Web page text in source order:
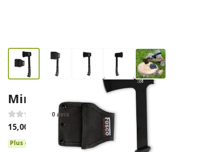
Mini-hachette
0 avis
15,00€
Plus de 10 en stock